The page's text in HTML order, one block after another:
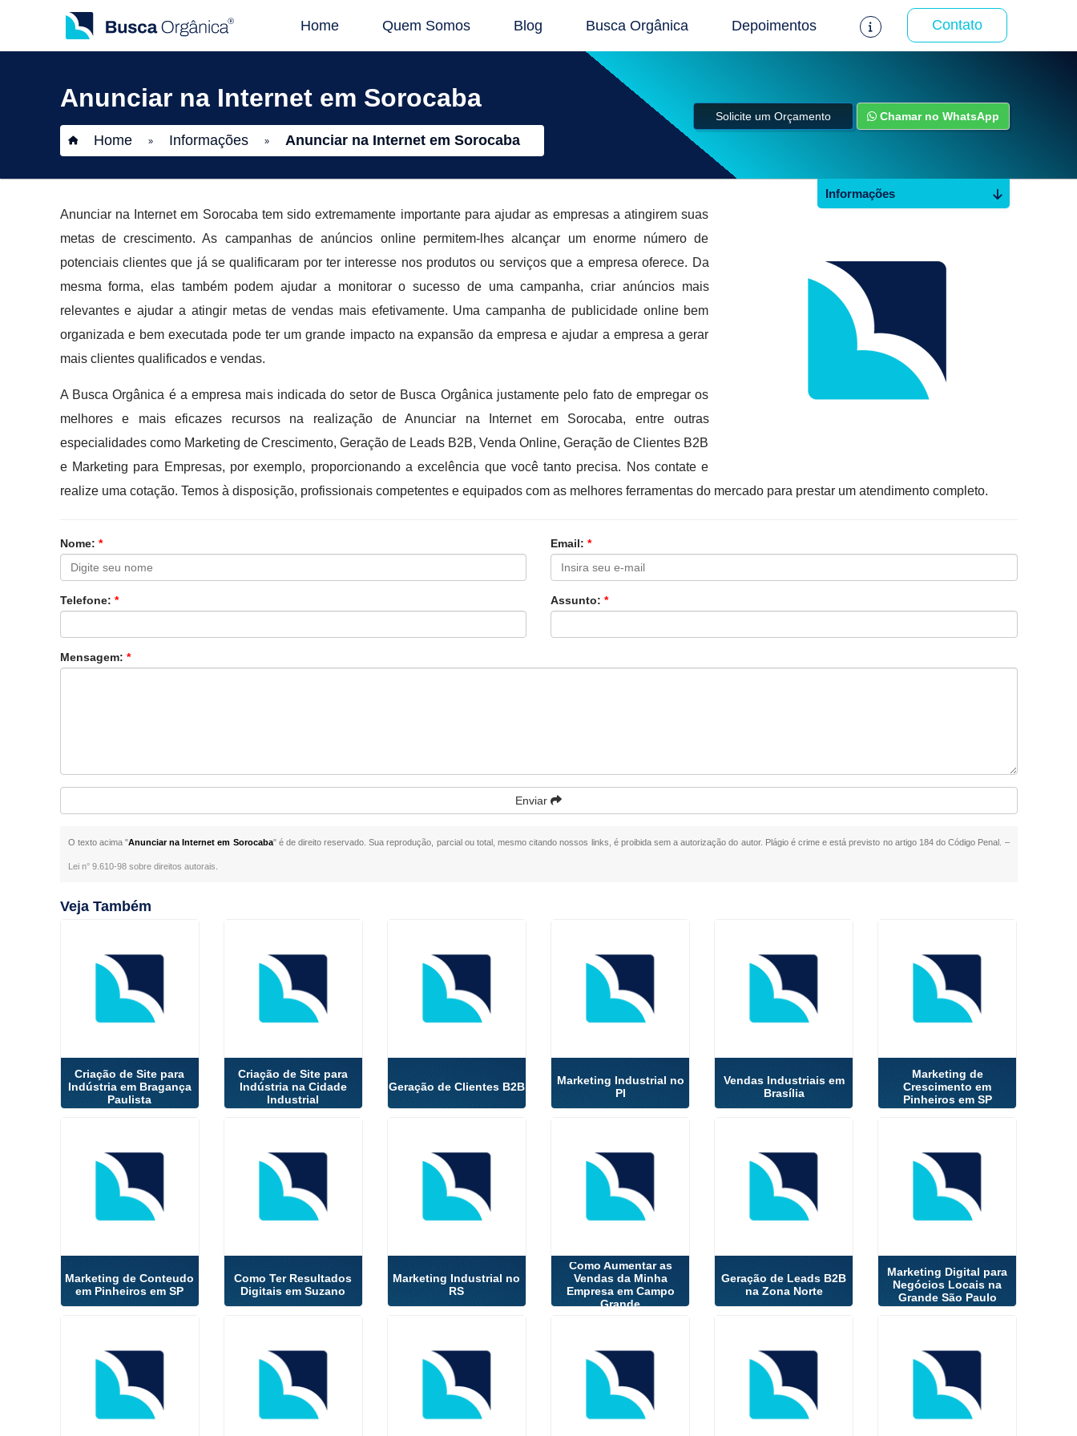
Home Quem Somos Blog Busca Orgânica Depoimentos Contato
Anunciar na Internet em Sorocaba
Home » Informações » Anunciar na Internet em Sorocaba
Solicite um Orçamento Chamar no WhatsApp
Anunciar na Internet em Sorocaba tem sido extremamente importante para ajudar as empresas a atingirem suas
metas de crescimento. As campanhas de anúncios online permitem-lhes alcançar um enorme número de
potenciais clientes que já se qualificaram por ter interesse nos produtos ou serviços que a empresa oferece. Da
mesma forma, elas também podem ajudar a monitorar o sucesso de uma campanha, criar anúncios mais
relevantes e ajudar a atingir metas de vendas mais efetivamente. Uma campanha de publicidade online bem
organizada e bem executada pode ter um grande impacto na expansão da empresa e ajudar a empresa a gerar
mais clientes qualificados e vendas.
A Busca Orgânica é a empresa mais indicada do setor de Busca Orgânica justamente pelo fato de empregar os
melhores e mais eficazes recursos na realização de Anunciar na Internet em Sorocaba, entre outras
especialidades como Marketing de Crescimento, Geração de Leads B2B, Venda Online, Geração de Clientes B2B
e Marketing para Empresas, por exemplo, proporcionando a excelência que você tanto precisa. Nos contate e
realize uma cotação. Temos à disposição, profissionais competentes e equipados com as melhores ferramentas do mercado para prestar um atendimento completo.
Nome: * Email: *
Telefone: * Assunto: *
Mensagem: *
Enviar
O texto acima "Anunciar na Internet em Sorocaba" é de direito reservado. Sua reprodução, parcial ou total, mesmo citando nossos links, é proibida sem a autorização do autor. Plágio é crime e está previsto no artigo 184 do Código Penal. –
Lei n° 9.610-98 sobre direitos autorais
Informações
Veja Também
Criação de Site para
Indústria em Bragança
Paulista
Criação de Site para
Indústria na Cidade
Industrial
Geração de Clientes B2B
Marketing Industrial no
PI
Vendas Industriais em
Brasília
Marketing de
Crescimento em
Pinheiros em SP
Marketing de Conteudo
em Pinheiros em SP
Como Ter Resultados
Digitais em Suzano
Marketing Industrial no
RS
Como Aumentar as
Vendas da Minha
Empresa em Campo
Grande
Geração de Leads B2B
na Zona Norte
Marketing Digital para
Negócios Locais na
Grande São Paulo